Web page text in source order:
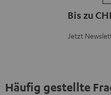
Bis zu
Jetzt
Häufig gestellte